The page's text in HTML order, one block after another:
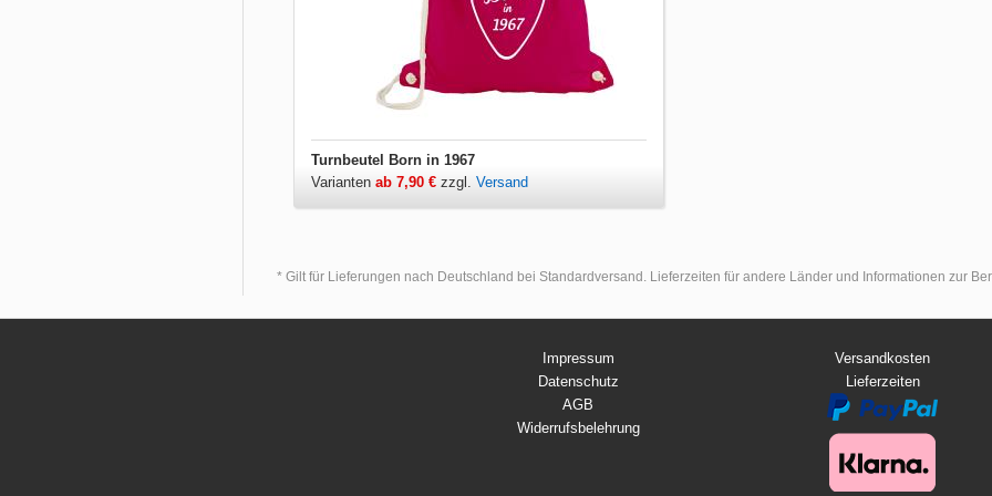
Turnbeutel Born in 1967
Varianten ab 7,90 € zzgl. Versand
* Gilt für Lieferungen nach Deutschland bei Standardversand. Lieferzeiten für andere Länder und Informationen zur
Impressum
Datenschutz
AGB
Widerrufsbelehrung
Versandkosten
Lieferzeiten